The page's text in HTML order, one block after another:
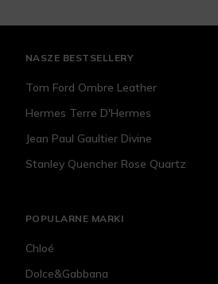
NASZE BESTSELLERY
Tom Ford Ombre Leather
Hermes Terre D'Hermes
Jean Paul Gaultier Divine
Stanley Quencher Rose Quartz
POPULARNE MARKI
Chloé
Dolce&Gabbana